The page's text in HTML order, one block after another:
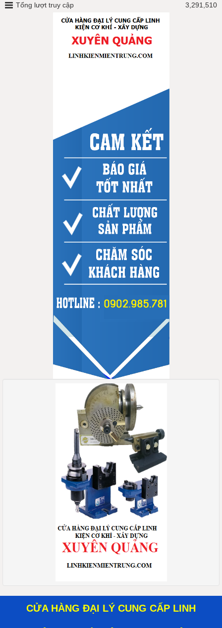
Tổng lượt truy cập
3,291,510
CỬA HÀNG ĐẠI LÝ CUNG CẤP LINH